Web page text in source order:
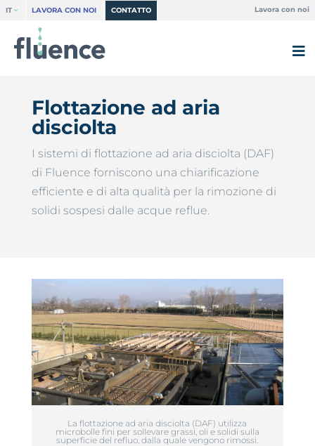
IT LAVORA CON NOI CONTATTO Lavora con noi
Flottazione ad aria
disciolta
I sistemi di flottazione ad aria disciolta (DAF)
di Fluence forniscono una chiarificazione
efficiente e di alta qualità per la rimozione di
solidi sospesi dalle acque reflue.
La flottazione ad aria disciolta (DAF) utilizza
microbolle fini per sollevare grassi, oli e solidi sulla
superficie del refluo, dalla quale vengono rimossi.